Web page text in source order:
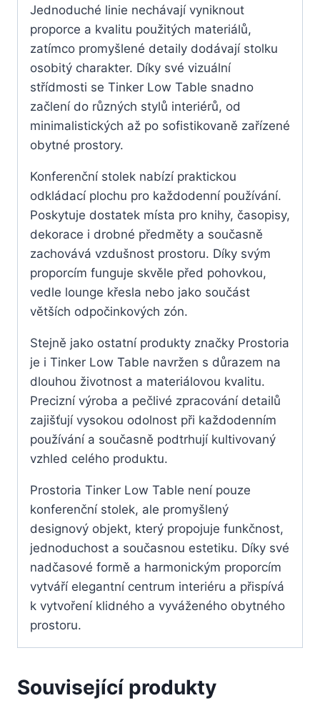
Jednoduché linie nechávají vyniknout
proporce a kvalitu použitých materiálů,
zatímco promyšlené detaily dodávají stolku
osobitý charakter. Díky své vizuální
střídmosti se Tinker Low Table snadno
začlení do různých stylů interiérů, od
minimalistických až po sofistikovaně zařízené
obytné prostory.
Konferenční stolek nabízí praktickou
odkládací plochu pro každodenní používání.
Poskytuje dostatek místa pro knihy, časopisy,
dekorace i drobné předměty a současně
zachovává vzdušnost prostoru. Díky svým
proporcím funguje skvěle před pohovkou,
vedle lounge křesla nebo jako součást
větších odpočinkových zón.
Stejně jako ostatní produkty značky Prostoria
je i Tinker Low Table navržen s důrazem na
dlouhou životnost a materiálovou kvalitu.
Precizní výroba a pečlivé zpracování detailů
zajišťují vysokou odolnost při každodenním
používání a současně podtrhují kultivovaný
vzhled celého produktu.
Prostoria Tinker Low Table není pouze
konferenční stolek, ale promyšlený
designový objekt, který propojuje funkčnost,
jednoduchost a současnou estetiku. Díky své
nadčasové formě a harmonickým proporcím
vytváří elegantní centrum interiéru a přispívá
k vytvoření klidného a vyváženého obytného
prostoru.
Související produkty